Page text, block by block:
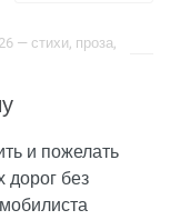
— стихи, проза,
и пожелать
дорог без